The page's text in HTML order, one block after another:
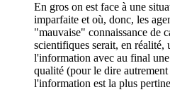
En gros on est face à une
imparfaite et où, donc, les
"mauvaise" connaissance de
scientifiques serait, en
l'information avec au final
qualité (pour le dire
l'information est la plus